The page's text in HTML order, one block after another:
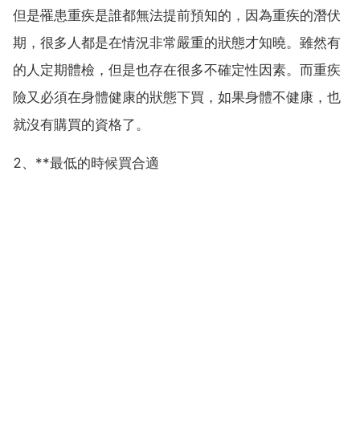
但是罹患重疾是誰都無法提前預知的，因為重疾的潛伏
期，很多人都是在情況非常嚴重的狀態才知曉。雖然有
的人定期體檢，但是也存在很多不確定性因素。而重疾
險又必須在身體健康的狀態下買，如果身體不健康，也
就沒有購買的資格了。
2、**最低的時候買合適